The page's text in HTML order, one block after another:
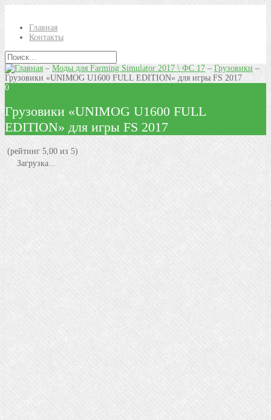
Главная
Контакты
–Моды для Farming Simulator 2017 \ ФС 17– Грузовики –
Грузовики «UNIMOG U1600 FULL EDITION» для игры FS 2017
0
Грузовики «UNIMOG U1600 FULL
EDITION» для игры FS 2017
(рейтинг 5,00 из 5)
Загрузка...